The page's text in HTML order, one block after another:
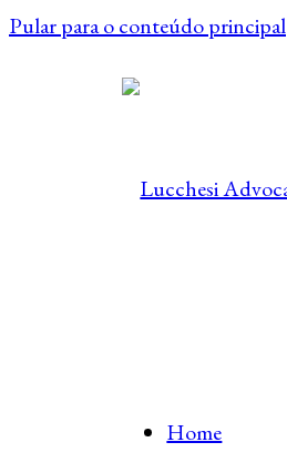
Pular para o conteúdo principal
Home